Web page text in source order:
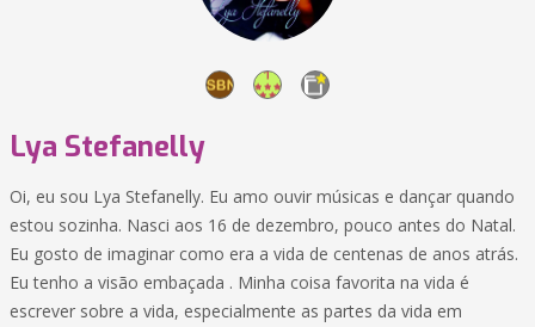
Lya Stefanelly
Oi, eu sou Lya Stefanelly. Eu amo ouvir músicas e dançar quando
estou sozinha. Nasci aos 16 de dezembro, pouco antes do Natal.
Eu gosto de imaginar como era a vida de centenas de anos atrás.
Eu tenho a visão embaçada . Minha coisa favorita na vida é
escrever sobre a vida, especialmente as partes da vida em